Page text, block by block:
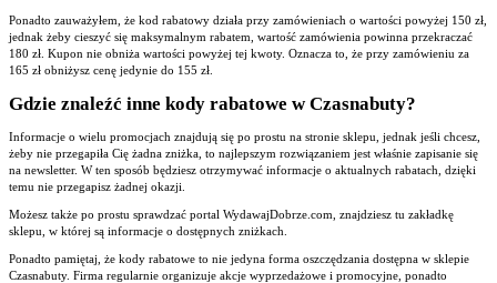
Ponadto zauważyłem, że kod rabatowy działa przy zamówieniach o wartości powyżej 150 zł,
jednak żeby cieszyć się maksymalnym rabatem, wartość zamówienia powinna przekraczać
180 zł. Kupon nie obniża wartości powyżej tej kwoty. Oznacza to, że przy zamówieniu za
165 zł obniżysz cenę jedynie do 155 zł.
Gdzie znaleźć inne kody rabatowe w Czasnabuty?
Informacje o wielu promocjach znajdują się po prostu na stronie sklepu, jednak jeśli chcesz,
żeby nie przegapiła Cię żadna zniżka, to najlepszym rozwiązaniem jest właśnie zapisanie się
na newsletter. W ten sposób będziesz otrzymywać informacje o aktualnych rabatach, dzięki
temu nie przegapisz żadnej okazji.
Możesz także po prostu sprawdzać portal WydawajDobrze.com, znajdziesz tu zakładkę
sklepu, w której są informacje o dostępnych zniżkach.
Ponadto pamiętaj, że kody rabatowe to nie jedyna forma oszczędzania dostępna w sklepie
Czasnabuty. Firma regularnie organizuje akcje wyprzedażowe i promocyjne, ponadto